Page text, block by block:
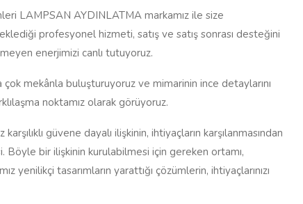
LAMPSAN AYDINLATMA markamız ile size
profesyonel hizmeti, satış ve satış sonrası desteğini
enerjimizi canlı tutuyoruz.
mekânla buluşturuyoruz ve mimarinin ince detaylarını
noktamız olarak görüyoruz.
güvene dayalı ilişkinin, ihtiyaçların karşılanmasından
bir ilişkinin kurulabilmesi için gereken ortamı,
yenilikçi tasarımların yarattığı çözümlerin, ihtiyaçlarınızı